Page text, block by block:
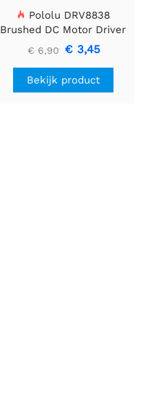
Pololu DRV8838
Brushed DC Motor Driver
€ 6,90 € 3,45
Bekijk product